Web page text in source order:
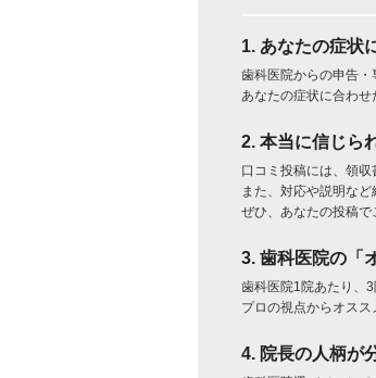
1. あなたの症状
歯科医院からの申告・
あなたの症状に合わせ
2. 本当に信じら
口コミ投稿には、領
また、対応や説明な
ぜひ、あなたの投稿で
3. 歯科医院の「
歯科医院1院あたり、
プロの視点からオスス
4. 院長の人柄が